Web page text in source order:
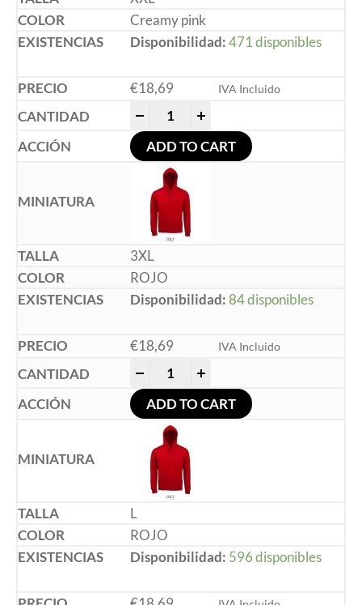
Creamy pink
Disponibilidad:471 disponibles
€18,69 IVA Incluido
ADD TO CART
3XL
ROJO
Disponibilidad:84 disponibles
€18,69 IVA Incluido
ADD TO CART
L
ROJO
Disponibilidad: 596 disponibles